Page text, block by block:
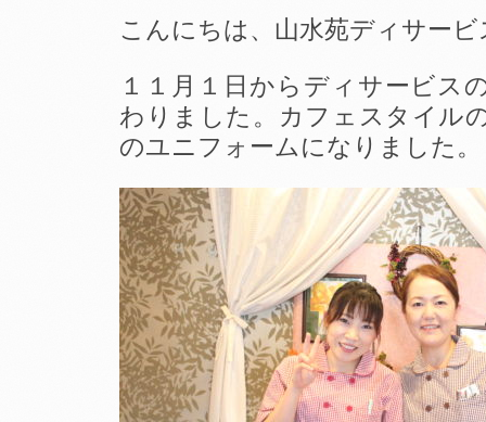
こんにちは、山水苑ディサー
１１月１日からディサービス
わりました。カフェスタイル
のユニフォームになりました。